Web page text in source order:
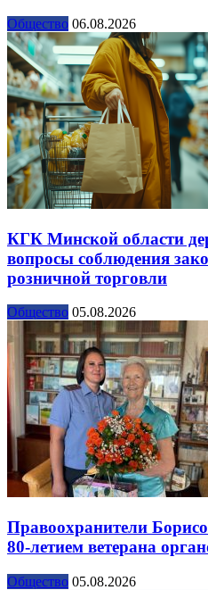
Общество 06.08.2026
КГК Минской области
вопросы соблюдения
розничной торговли
Общество 05.08.2026
Правоохранители
80-летием ветерана
Общество 05.08.2026